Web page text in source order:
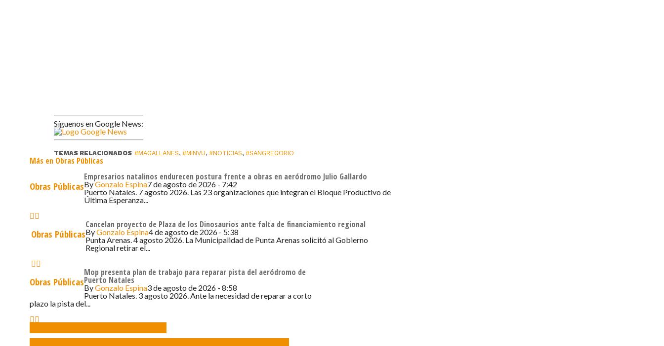
Síguenos en Google News:
TEMAS RELACIONADOS #MAGALLANES,#MINVU,#NOTICIAS,#SANGREGORIO
Más en Obras Públicas
Obras Públicas
Empresarios natalinos endurecen postura frente a obras en aeródromo Julio Gallardo
ByGonzalo Espina7 de agosto de 2026 - 7:42
Puerto Natales. 7 agosto 2026. Las 23 organizaciones que integran el Bloque Productivo de
Última Esperanza...
Obras Públicas
Cancelan proyecto de Plaza de los Dinosaurios ante falta de financiamiento regional
ByGonzalo Espina4 de agosto de 2026 - 5:38
Punta Arenas. 4 agosto 2026. La Municipalidad de Punta Arenas solicitó al Gobierno
Regional retirar el...
Obras Públicas
Mop presenta plan de trabajo para reparar pista del aeródromo de
Puerto Natales
ByGonzalo Espina3 de agosto de 2026 - 8:58
Puerto Natales. 3 agosto 2026. Ante la necesidad de reparar a corto
plazo la pista del...